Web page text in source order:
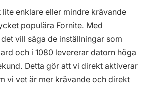
enklare eller mindre krävande
populära Fornite. Med
vill säga de inställningar som
och i 1080 levererar datorn höga
Detta gör att vi direkt aktiverar
vi vet är mer krävande och direkt